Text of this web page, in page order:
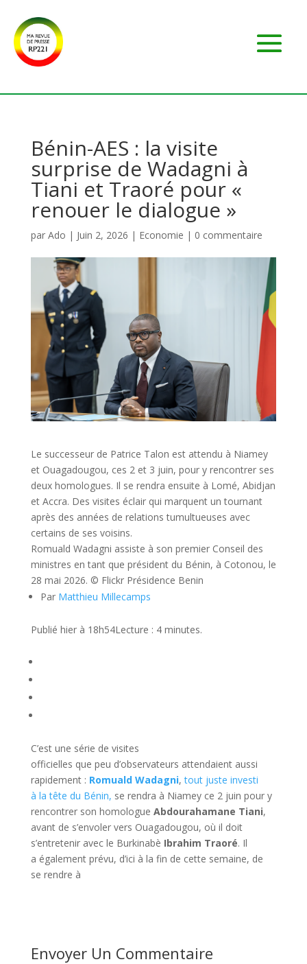
Bénin-AES : la visite
surprise de Wadagni à
Tiani et Traoré pour «
renouer le dialogue »
par Ado | Juin 2, 2026 | Economie | 0 commentaire
Le successeur de Patrice Talon est attendu à Niamey
et Ouagadougou, ces 2 et 3 juin, pour y rencontrer ses
deux homologues. Il se rendra ensuite à Lomé, Abidjan
et Accra. Des visites éclair qui marquent un tournant
après des années de relations tumultueuses avec
certains de ses voisins.
Romuald Wadagni assiste à son premier Conseil des
ministres en tant que président du Bénin, à Cotonou, le
28 mai 2026. © Flickr Présidence Benin
Par Matthieu Millecamps
Publié hier à 18h54Lecture : 4 minutes.
C’est une série de visites
officielles que peu d’observateurs attendaient aussi
rapidement : Romuald Wadagni,tout juste investi
à la tête du Bénin, se rendra à Niameyce 2 juin pour y
rencontrer son homologue Abdourahamane Tiani,
avant de s’envoler vers Ouagadougou, où il doit
s’entretenir avecle Burkinabè Ibrahim Traoré. Il
a égalementprévu, d’ici à la fin de cette semaine, de
se rendre à
Envoyer Un Commentaire